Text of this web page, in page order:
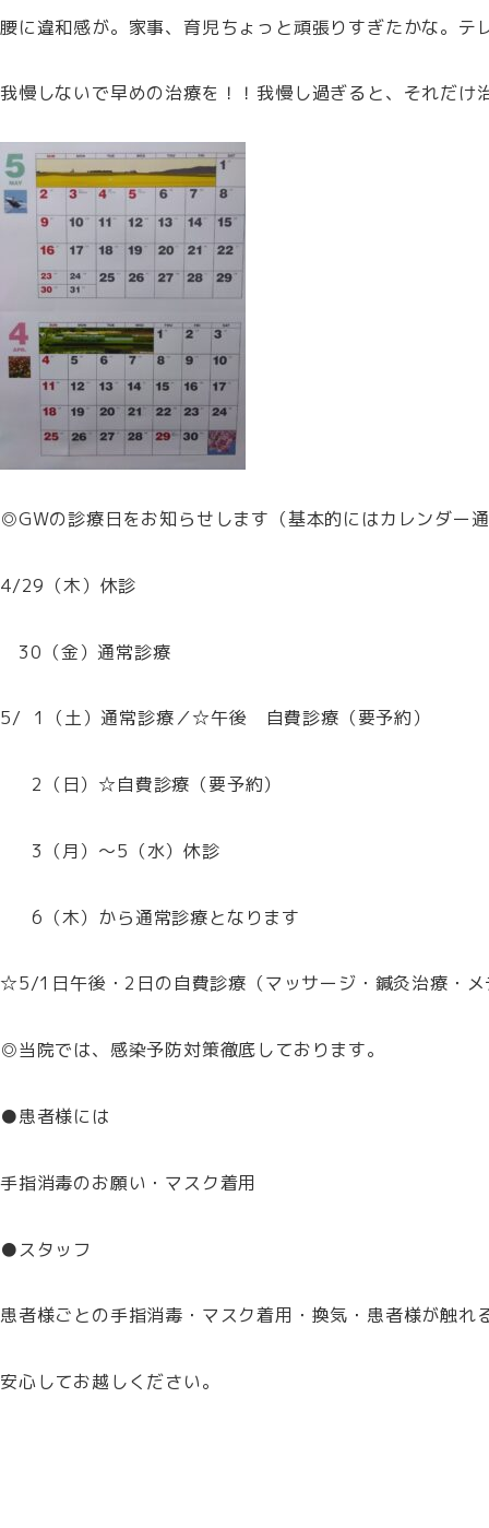
腰に違和感が。家事、育児ちょっと頑張りすぎたかな。テ
我慢しないで早めの治療を！！我慢し過ぎると、それだけ
◎GWの診療日をお知らせします（基本的にはカレンダー通
4/29（木）休診
30（金）通常診療
5/ 1（土）通常診療／☆午後 自費診療（要予約）
2（日）☆自費診療（要予約）
3（月）～5（水）休診
6（木）から通常診療となります
☆5/1日午後・2日の自費診療（マッサージ・鍼灸治療・メ
◎当院では、感染予防対策徹底しております。
●患者様には
手指消毒のお願い・マスク着用
●スタッフ
患者様ごとの手指消毒・マスク着用・換気・患者様が触れ
安心してお越しください。